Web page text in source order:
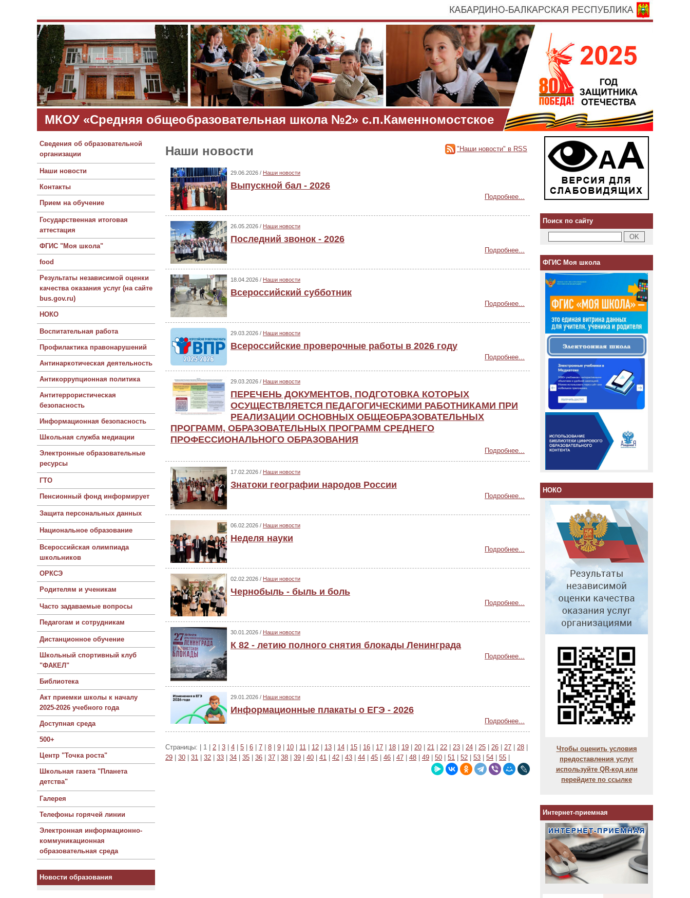
МКОУ «Средняя общеобразовательная школа №2» с.п.Каменномостское
Сведения об образовательной
организации
Наши новости
Контакты
Прием на обучение
Государственная итоговая
аттестация
ФГИС "Моя школа"
food
Результаты независимой оценки
качества оказания услуг (на сайте
bus.gov.ru)
НОКО
Воспитательная работа
Профилактика правонарушений
Антинаркотическая деятельность
Антикоррупционная политика
Антитеррористическая
безопасность
Информационная безопасность
Школьная служба медиации
Электронные образовательные
ресурсы
ГТО
Пенсионный фонд информирует
Защита персональных данных
Национальное образование
Всероссийская олимпиада
школьников
ОРКСЭ
Родителям и ученикам
Часто задаваемые вопросы
Педагогам и сотрудникам
Дистанционное обучение
Школьный спортивный клуб
"ФАКЕЛ"
Библиотека
Акт приемки школы к началу
2025-2026 учебного года
Доступная среда
500+
Центр "Точка роста"
Школьная газета "Планета
детства"
Галерея
Телефоны горячей линии
Электронная информационно-
коммуникационная
образовательная среда
Новости образования
Наши новости "Наши новости" в RSS
29.06.2026 / Наши новости
Выпускной бал - 2026
Подробнее...
26.05.2026 / Наши новости
Последний звонок - 2026
Подробнее...
18.04.2026 / Наши новости
Всероссийский субботник
Подробнее...
29.03.2026 / Наши новости
Всероссийские проверочные работы в 2026 году
Подробнее...
29.03.2026 / Наши новости
ПЕРЕЧЕНЬ ДОКУМЕНТОВ, ПОДГОТОВКА КОТОРЫХ
ОСУЩЕСТВЛЯЕТСЯ ПЕДАГОГИЧЕСКИМИ РАБОТНИКАМИ ПРИ
РЕАЛИЗАЦИИ ОСНОВНЫХ ОБЩЕОБРАЗОВАТЕЛЬНЫХ
ПРОГРАММ, ОБРАЗОВАТЕЛЬНЫХ ПРОГРАММ СРЕДНЕГО
ПРОФЕССИОНАЛЬНОГО ОБРАЗОВАНИЯ
Подробнее...
17.02.2026 / Наши новости
Знатоки географии народов России
Подробнее...
06.02.2026 / Наши новости
Неделя науки
Подробнее...
02.02.2026 / Наши новости
Чернобыль - быль и боль
Подробнее...
30.01.2026 / Наши новости
К 82 - летию полного снятия блокады Ленинграда
Подробнее...
29.01.2026 / Наши новости
Информационные плакаты о ЕГЭ - 2026
Подробнее...
Страницы: | 1 | 2 3 4 5 6 7 8 9 10 11 12 13 14 15 16 17 18 19 20 21 22 23 24 25 26 27 28
29
30 31 32 33 34 35 36 37 38 39 40 41 42 43 44 45 46 47 48 49 50 51 52 53 54 55
Поиск по сайту
ФГИС Моя школа
НОКО
Чтобы оценить условия
предоставления услуг
используйте QR-код или
перейдите по ссылке
Интернет-приемная